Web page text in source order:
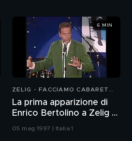
ZELIG - FACCIAMO CABARET
La prima apparizione di
Enrico Bertolino a Zelig -
Facciamo Cabaret
05 mag 1997 | Italia 1
6 MIN